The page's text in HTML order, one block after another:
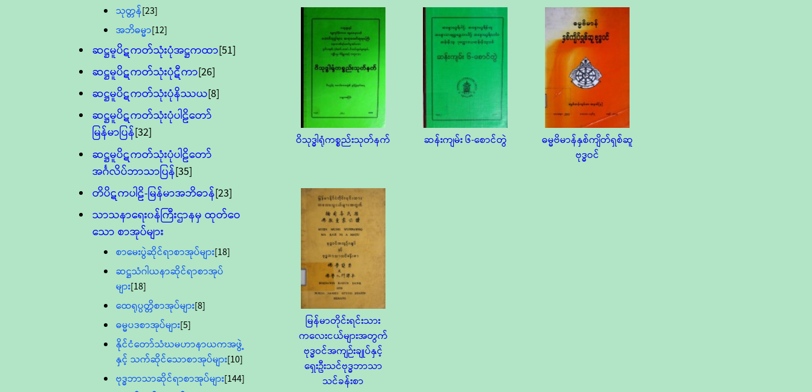
သုတ္တန်[23]
အဘိဓမ္မာ[12]
ဆဋ္ဌမူပိဋကတ်သုံးပုံအဋ္ဌကထာ[51]
ဆဋ္ဌမူပိဋကတ်သုံးပုံဋီကာ[26]
ဆဋ္ဌမူပိဋကတ်သုံးပုံနိဿယ[8]
ဆဋ္ဌမူပိဋကတ်သုံးပုံပါဠိတော်
မြန်မာပြန်[32]
ဆဋ္ဌမူပိဋကတ်သုံးပုံပါဠိတော်
အင်္ဂလိပ်ဘာသာပြန်[35]
တိပိဋကပါဠိ-မြန်မာအဘိဓာန်[23]
သာသနာရေး၀န်ကြီးဌာနမှ ထုတ်ဝေ
သော စာအုပ်များ
စာမေးပွဲဆိုင်ရာစာအုပ်များ[18]
ဆဋ္ဌသံဂါယနာဆိုင်ရာစာအုပ်
များ[18]
ထေရုပ္ပတ္တိစာအုပ်များ[8]
ဓမ္မပဒစာအုပ်များ[5]
နိုင်ငံတော်သံဃမဟာနာယကအဖွဲ့
နှင့် သက်ဆိုင်သောစာအုပ်များ[10]
ဗုဒ္ဓဘာသာဆိုင်ရာစာအုပ်များ[144]
ဝိသုဒ္ဓါရုံကစ္စည်းသုတ်နက် ဆန်းကျမ်း ၆-စောင်တွဲ
ဓမ္မဗိမာန်နှစ်ကျိတ်ရှစ်ဆူ
ဗုဒ္ဓဝင်
မြန်မာတိုင်းရင်းသား
ကလေးငယ်များအတွက်
ဗုဒ္ဓဝင်အကျဉ်းချုပ်နှင့်
ရှေးဦးသင်ဗုဒ္ဓဘာသာ
သင်ခန်းစာ